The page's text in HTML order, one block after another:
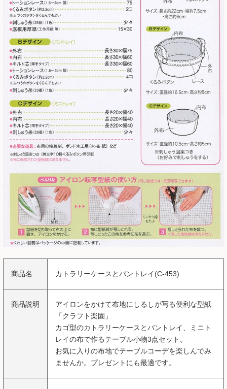
商品名 カトラリーケースとパントレイ(C-453)
商品説明
アイロンをかけて布地にしるしが写る便利な型紙
「クラフト楽園」
カゴ型のカトラリーケースとパントレイ、ミニト
レイの布で作るテーブル小物3点セット。
お気に入りの布地でテーブルコーデを楽しんでみ
ませんか。プレゼントにも最適です。